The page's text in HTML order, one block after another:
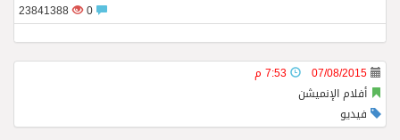
من المخيّمات الصيفية إلى المغامرات العائلية…أيامٌ لا تُنسى تجمع العائلة في دبي
الباحة مدينة سياحية جبلية تجمع بين الطبيعة الخلابة والتراث الثقافي
23841388
07/08/2015
أفلام الإنميشن
فيديو